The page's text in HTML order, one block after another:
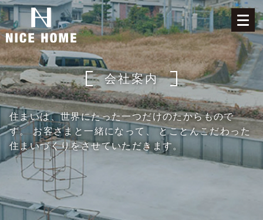
会社案内
住まいは、世界にたった一つだけのたからもので
す。お客さまと一緒になって、とことんこだわった
住まいづくりをさせていただきます。